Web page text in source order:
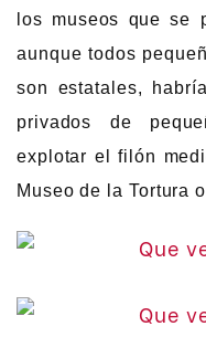
los museos que se
aunque todos
son estatales,
privados de
explotar el filón
Museo de la Tortura